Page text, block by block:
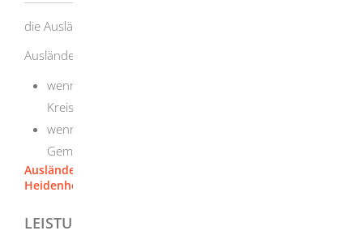
die Ausländerbehörde
Ausländerbehörde ist
wenn Sie in einem Stadtkreis oder in einer Großen
Kreisstadt wohnen: die Stadtverwaltung
wenn Sie in einer kreisangehörigen Stadt oder
Gemeinde wohnen: das Landratsamt
Ausländer und Einbürgerungen [Landratsamt
Heidenheim]
LEISTUNGSDETAILS